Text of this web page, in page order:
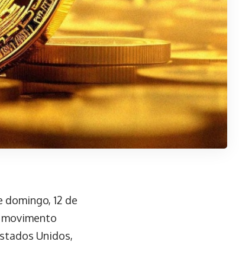
12 de
movimento
Unidos,